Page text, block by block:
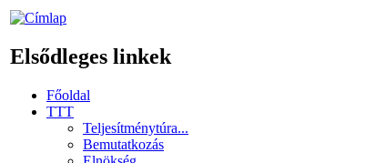
Elsődleges linkek
Főoldal
TTT
Teljesítménytúra...
Bemutatkozás